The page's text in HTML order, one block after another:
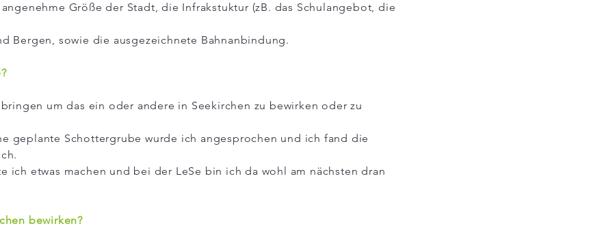
Größe der Stadt, die Infrakstuktur (zB. das Schulangebot, die
Bergen, sowie die ausgezeichnete Bahnanbindung.
um das ein oder andere in Seekirchen zu bewirken oder zu
geplante Schottergrube wurde ich angesprochen und ich fand die
ich etwas machen und bei der LeSe bin ich da wohl am nächsten dran
bewirken?